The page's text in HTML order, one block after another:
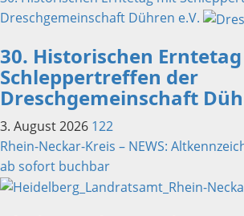
Dreschgemeinschaft Dühren e.V.
30. Historischen
Schleppertreffen der
Dreschgemeinschaft
3. August 2026 122
Rhein-Neckar-Kreis – NEWS:
ab sofort buchbar